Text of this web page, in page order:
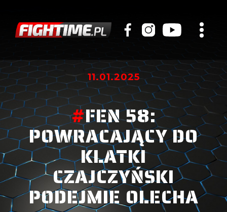
11.01.2025
#FEN 58:
POWRACAJĄCY DO
KLATKI
CZAJCZYŃSKI
PODEJMIE OLECHA